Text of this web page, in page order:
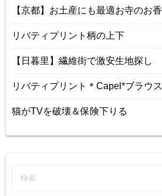
【京都】お土産にも最適お寺のお香
リバティプリント柄の上下
【日暮里】繊維街で激安生地探し
リバティプリント＊Capel*ブラウス
猫がTVを破壊＆保険下りる